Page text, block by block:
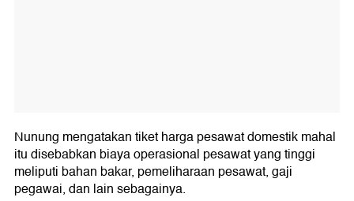
Nunung mengatakan tiket harga pesawat domestik mahal
itu disebabkan biaya operasional pesawat yang tinggi
meliputi bahan bakar, pemeliharaan pesawat, gaji
pegawai, dan lain sebagainya.